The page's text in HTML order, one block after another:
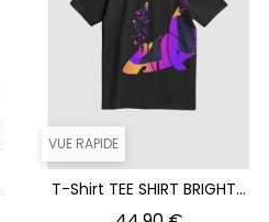
VUE RAPIDE
T-Shirt TEE SHIRT BRIGHT...